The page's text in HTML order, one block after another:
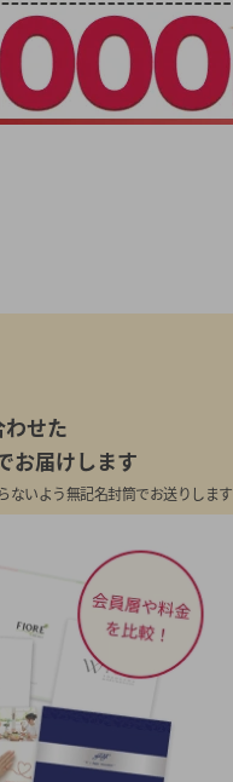
せた
お届けします
ないよう無記名封筒でお送りします